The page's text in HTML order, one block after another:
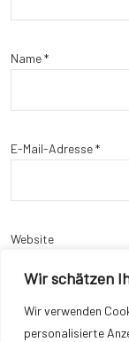
Wir schätzen
Wir verwenden
personalisierte
Name*
E-Mail-Adresse*
Website